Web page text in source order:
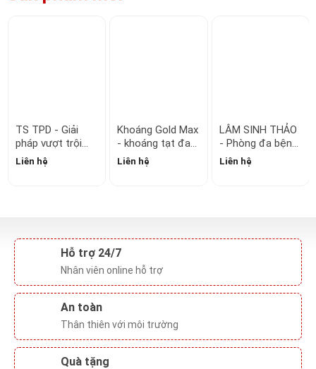
TS TPD - Giải
pháp vượt trội
trong xử lý trắng
gan, xanh gan
Liên hệ
Khoáng Gold Max
- khoáng tạt đa
vi lượng
Liên hệ
LÂM SINH THẢO
- Phòng đa bệnh
về gan cho tôm
Liên hệ
Hỗ trợ 24/7
Nhân viên online hỗ trợ
An toàn
Thân thiên với môi trường
Quà tặng